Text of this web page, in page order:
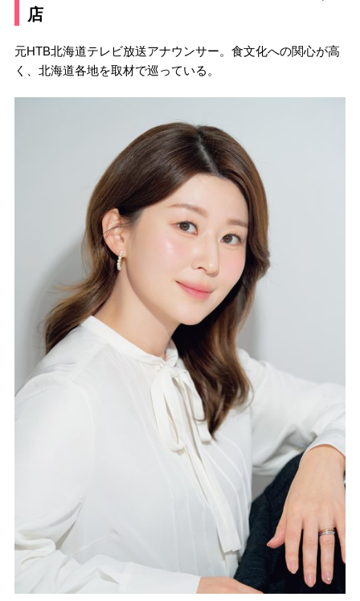
店
元HTB北海道テレビ放送アナウンサー。食文化への関心が高
く、北海道各地を取材で巡っている。